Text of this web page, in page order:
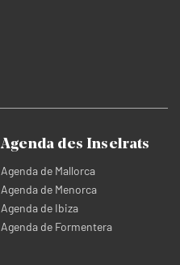
Agenda des Inselrats
Agenda de Mallorca
Agenda de Menorca
Agenda de Ibiza
Agenda de Formentera